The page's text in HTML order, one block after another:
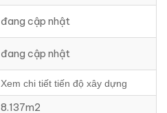
đang cập nhật
đang cập nhật
Xem chi tiết tiến độ xây dựng
8.137m2